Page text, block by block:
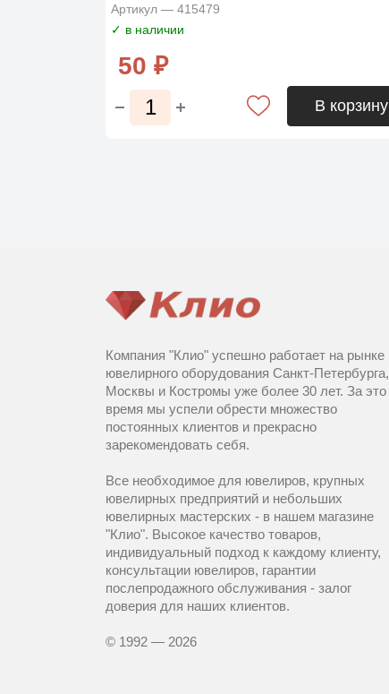
Артикул — 415479
✓ в наличии
50 ₽
В корзину
Компания "Клио" успешно работает на рынке
ювелирного оборудования Санкт-Петербурга,
Москвы и Костромы уже более 30 лет. За это
время мы успели обрести множество
постоянных клиентов и прекрасно
зарекомендовать себя.
Все необходимое для ювелиров, крупных
ювелирных предприятий и небольших
ювелирных мастерских - в нашем магазине
"Клио". Высокое качество товаров,
индивидуальный подход к каждому клиенту,
консультации ювелиров, гарантии
послепродажного обслуживания - залог
доверия для наших клиентов.
© 1992 — 2026